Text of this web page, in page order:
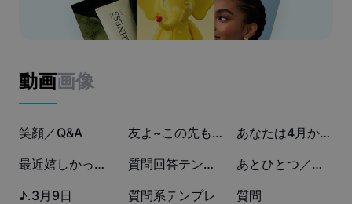
Nano Banana Pro
自動キャプション
キャプションテンプレート
ユースケース
マーケティング
エフェクトのテンプレート
産業のテンプレート
振り返りのテンプレート
CapCutクリエイティブキャンパス
トラストセンター
ヘルプセンター
ニュースルーム
今日から、思い通りの質問作成を始めましょう。
動画画像
15.9万
笑顔／Q&A 3.7万 友よ~この先もずっと... 1.4万 あなたは4月から何年生ですか？
3937 最近嬉しかったことはなんですか？ 3514 質問回答テンプレート 2979 あとひとつ／デュエット用＿
2274
♪.3月9日 1751
質問系テンプレ 1631
質問